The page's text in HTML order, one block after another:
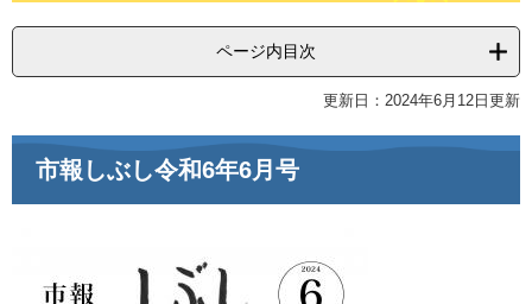
ページ内目次
更新日：2024年6月12日更新
市報しぶし令和6年6月号